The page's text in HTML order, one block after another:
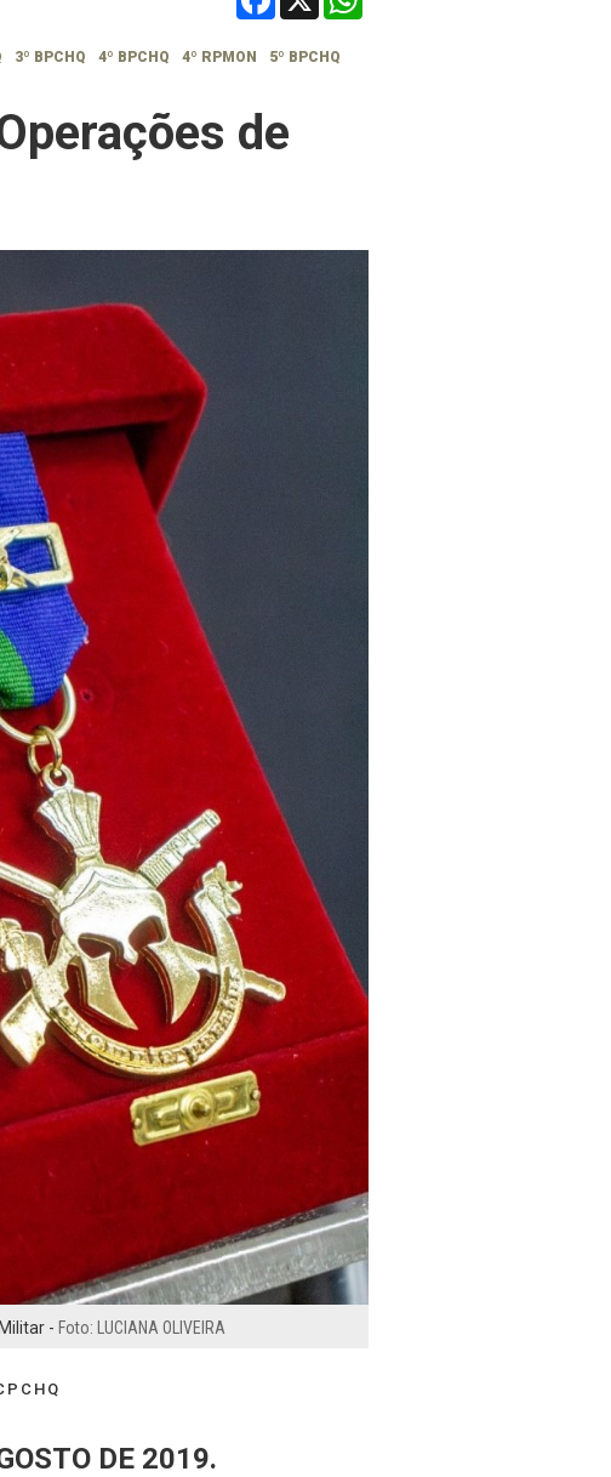
3º BPCHQ 4º BPCHQ 4º RPMON
5º BPCHQ
de
- Foto: LUCIANA OLIVEIRA
DE 2019.